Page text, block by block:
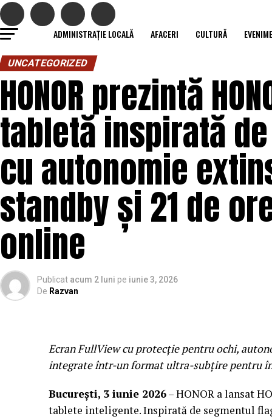
ADMINISTRAȚIE LOCALĂ AFACERI CULTURĂ
UNCATEGORIZED
HONOR prezintă
tabletă inspirată
cu autonomie
standby și 21 de
online
Publicat acum 2 luni pe iunie 3, 2026
De Razvan
Ecran FullView cu protecție pentru ochi,
integrate într-un format ultra-subțire pentru
București, 3 iunie 2026– HONOR a lansat
tablete inteligente. Inspirată de segmentul